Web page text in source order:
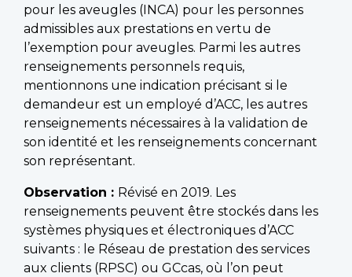
pour les aveugles (INCA) pour les personnes
admissibles aux prestations en vertu de
l’exemption pour aveugles. Parmi les autres
renseignements personnels requis,
mentionnons une indication précisant si le
demandeur est un employé d’ACC, les autres
renseignements nécessaires à la validation de
son identité et les renseignements concernant
son représentant.
Observation : Révisé en 2019. Les
renseignements peuvent être stockés dans les
systèmes physiques et électroniques d’ACC
suivants : le Réseau de prestation des services
aux clients (RPSC) ou GCcas, où l’on peut